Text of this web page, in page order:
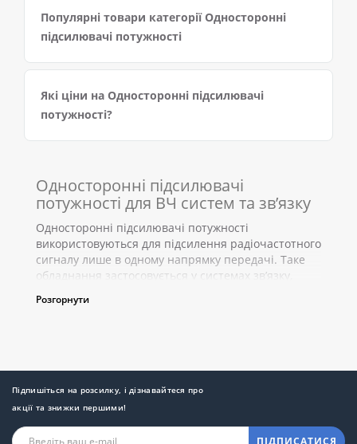
Популярні товари категорії Односторонні
підсилювачі потужності
Які ціни на Односторонні підсилювачі
потужності?
Односторонні підсилювачі
потужності для ВЧ систем та зв’язку
Односторонні підсилювачі потужності
використовуються для підсилення радіочастотного
сигналу лише в одному напрямку передачі. Таке
обладнання застосовується у системах зв’язку,
LTE/4G мережах, радіосистемах та професійних ВЧ
Основне завдання одностороннього підсилювача
потужності — підвищення рівня сигналу та
компенсація втрат під час передачі на великі
забезпечити стабільну роботу обладнання,
Розгорнути
Підпишіться на розсилку, і дізнавайтеся про
акції та знижки першими!
ПІДПИСАТИСЯ